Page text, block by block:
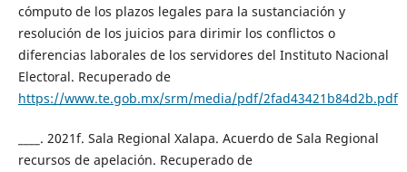
cómputo de los plazos legales para la sustanciación y
resolución de los juicios para dirimir los conflictos o
diferencias laborales de los servidores del Instituto Nacional
Electoral. Recuperado de
https://www.te.gob.mx/srm/media/pdf/2fad43421b84d2b.pdf
____. 2021f. Sala Regional Xalapa. Acuerdo de Sala Regional
recursos de apelación. Recuperado de